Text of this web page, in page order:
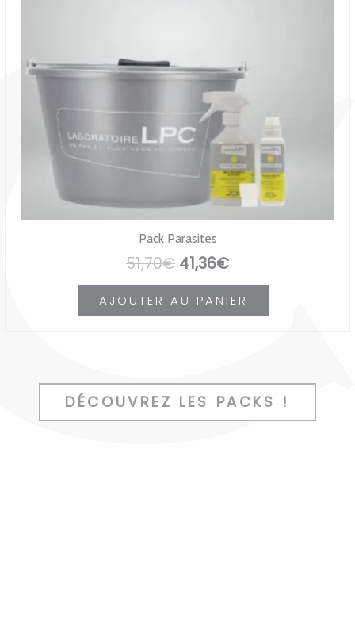
Pack Parasites
51,70€ Le
prix
initial
41,36€Le
prix
actuel
AJOUTER AU PANIER
DÉCOUVREZ LES PACKS !